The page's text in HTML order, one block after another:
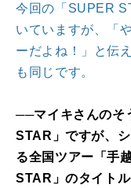
今回の「SUPER
いていますが、「
ーだよね！」と伝
も同じです。
──マイキさんのそ
STAR」ですが、
る全国ツアー「手
STAR」のタイトル